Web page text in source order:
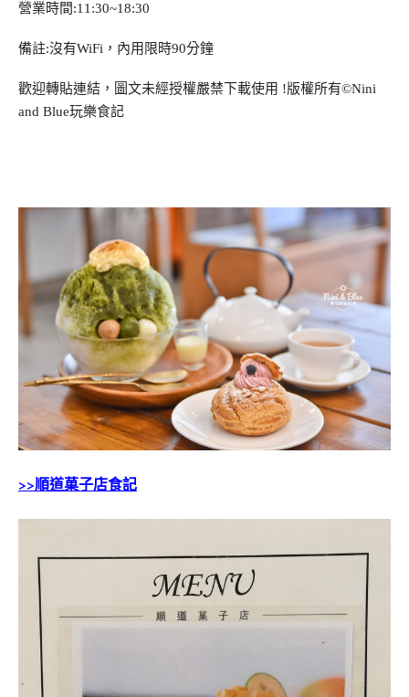
營業時間:11:30~18:30
備註:沒有WiFi，內用限時90分鐘
歡迎轉貼連結，圖文未經授權嚴禁下載使用 !版權所有©Nini
and Blue玩樂食記
>>順道菓子店食記